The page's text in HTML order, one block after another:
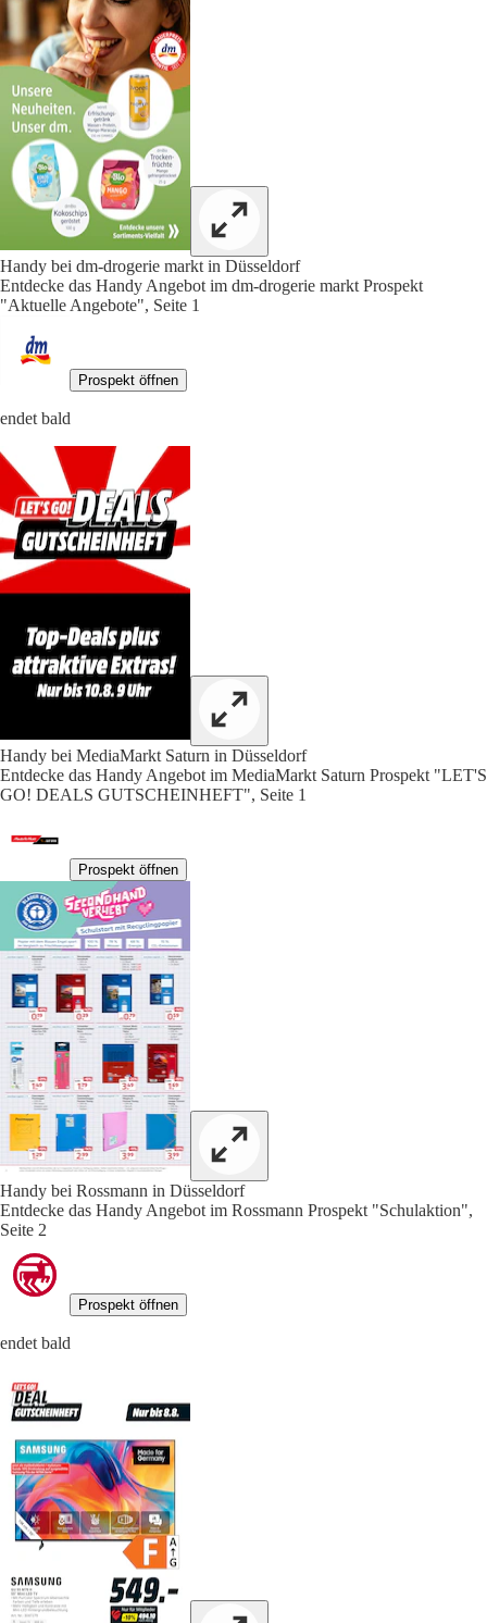
Handy bei dm-drogerie markt in Düsseldorf
Entdecke das Handy Angebot im dm-drogerie markt Prospekt
"Aktuelle Angebote", Seite 1
Prospekt öffnen
endet bald
Handy bei MediaMarkt Saturn in Düsseldorf
Entdecke das Handy Angebot im MediaMarkt Saturn Prospekt "LET'S
GO! DEALS GUTSCHEINHEFT", Seite 1
Prospekt öffnen
Handy bei Rossmann in Düsseldorf
Entdecke das Handy Angebot im Rossmann Prospekt "Schulaktion",
Seite 2
Prospekt öffnen
endet bald